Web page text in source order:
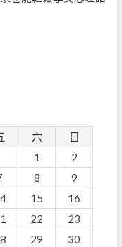
六
日
1
2
8
9
15
16
22
23
29
30